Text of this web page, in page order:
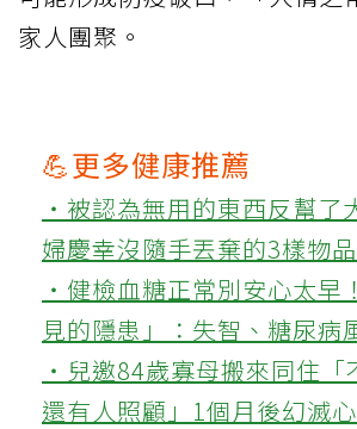
家人團聚。
💪更多健康推薦
‧被認為無用的東西反幫了
婦慶幸沒隨手丟棄的3樣物品
‧健檢血糖正常別安心太早
見的隱患」：失智、糖尿病
‧兒邀84歲寡母搬來同住「
還有人照顧」1個月後幻滅